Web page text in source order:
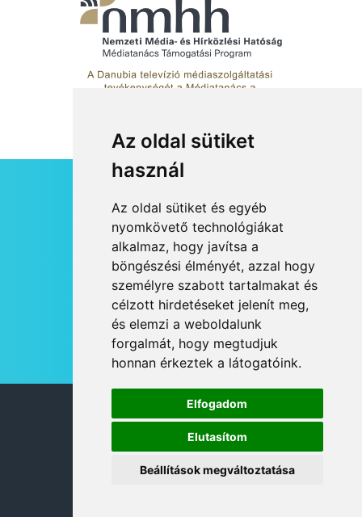
Az oldal sütiket
használ
Az oldal sütiket és egyéb
nyomkövető technológiákat
alkalmaz, hogy javítsa a
böngészési élményét, azzal hogy
személyre szabott tartalmakat és
célzott hirdetéseket jelenít meg,
és elemzi a weboldalunk
forgalmát, hogy megtudjuk
honnan érkeztek a látogatóink.
Elfogadom
Elutasítom
Beállítások megváltoztatása
RSS
JOGI NYILATKOZAT
KAPCSOLAT
OLDALTÉRKÉP
IMPRESSZUM
HÍR BEKÜLDÉSE
© 2026 DANUBIA TV